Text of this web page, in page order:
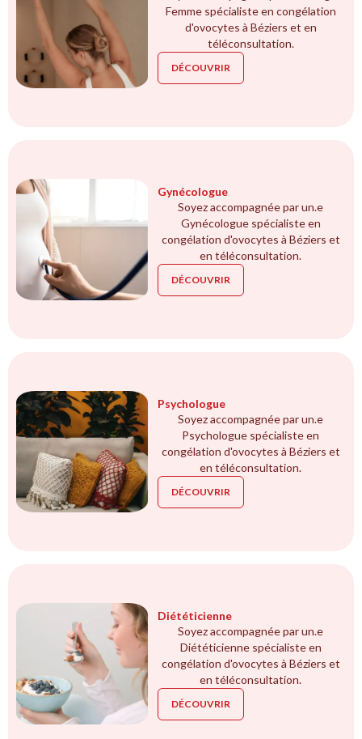
Femme spécialiste en congélation
d'ovocytes à Béziers et en
téléconsultation.
DÉCOUVRIR
Gynécologue
Soyez accompagnée par un.e
Gynécologue spécialiste en
congélation d'ovocytes à Béziers et
en téléconsultation.
DÉCOUVRIR
Psychologue
Soyez accompagnée par un.e
Psychologue spécialiste en
congélation d'ovocytes à Béziers et
en téléconsultation.
DÉCOUVRIR
Diététicienne
Soyez accompagnée par un.e
Diététicienne spécialiste en
congélation d'ovocytes à Béziers et
en téléconsultation.
DÉCOUVRIR